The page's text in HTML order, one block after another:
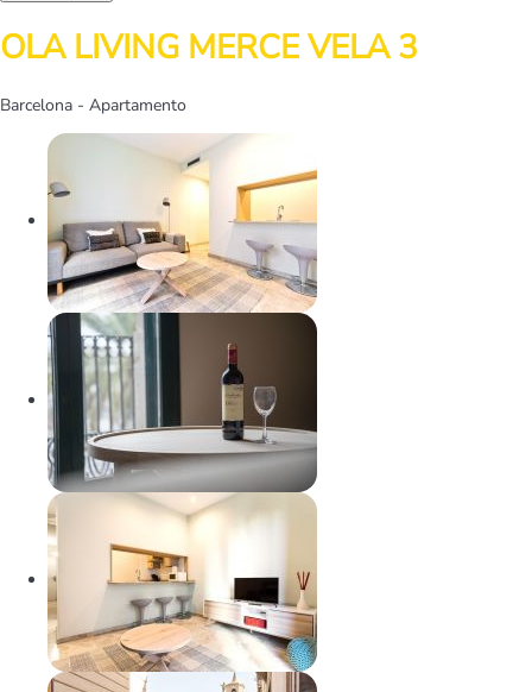
OLA LIVING MERCE VELA 3
Barcelona - Apartamento